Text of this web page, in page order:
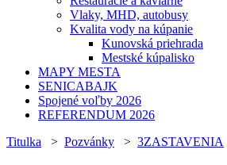
Vlaky, MHD, autobusy
Kvalita vody na kúpanie
Kunovská priehrada
Mestské kúpalisko
MAPY MESTA
SENICABAJK
Spojené voľby 2026
REFERENDUM 2026
Titulka > Pozvánky > 3ZASTAVENIA